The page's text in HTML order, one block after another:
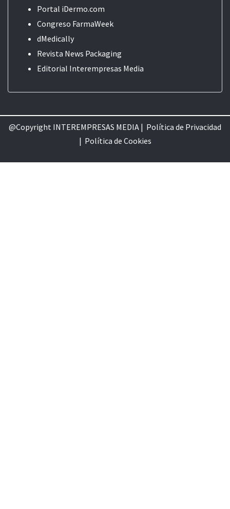
Portal iDermo.com
Congreso FarmaWeek
dMedically
Revista News Packaging
Editorial Interempresas Media
@Copyright INTEREMPRESAS MEDIA | Política de Privacidad
| Política de Cookies